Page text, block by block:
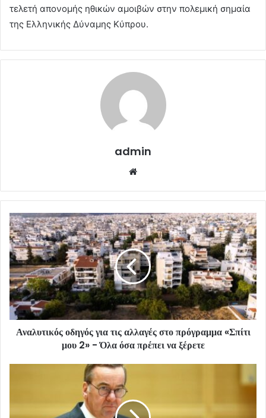
τελετή απονομής ηθικών αμοιβών στην πολεμική σημαία
της Ελληνικής Δύναμης Κύπρου.
admin
Αναλυτικός οδηγός για τις αλλαγές στο πρόγραμμα «Σπίτι
μου 2» - Όλα όσα πρέπει να ξέρετε